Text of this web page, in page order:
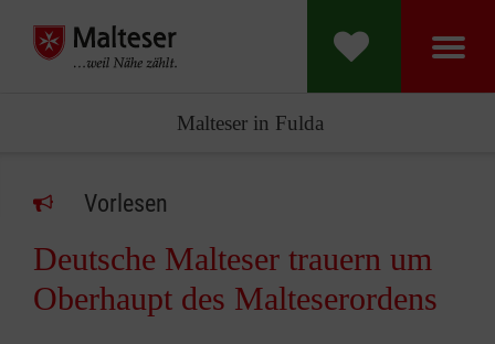
Malteser in Fulda
Vorlesen
Deutsche Malteser trauern um
Oberhaupt des Malteserordens